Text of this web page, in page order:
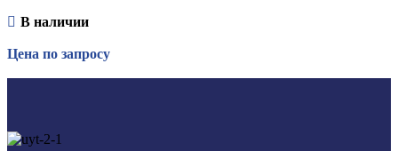
В наличии
Цена по запросу